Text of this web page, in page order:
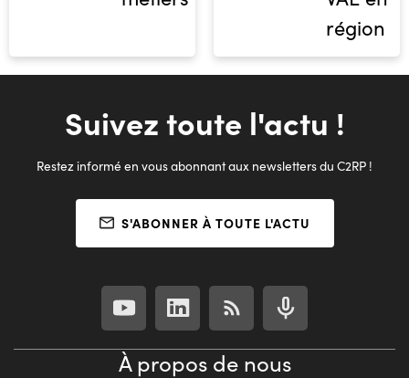
région
Suivez toute l'actu !
Restez informé en vous abonnant aux newsletters du C2RP !
S'ABONNER À TOUTE L'ACTU
À propos de nous